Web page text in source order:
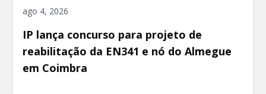
ago 4, 2026
IP lança concurso para projeto de
reabilitação da EN341 e nó do Almegue
em Coimbra